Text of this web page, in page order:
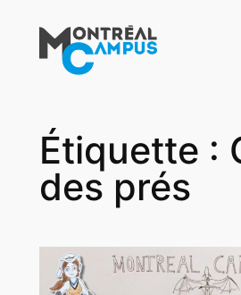
contenu
Étiquette :
des prés